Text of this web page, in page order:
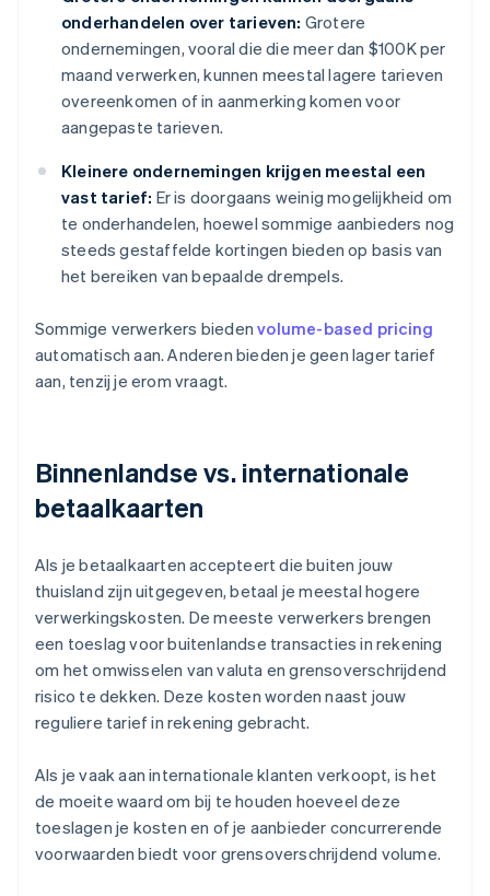
onderhandelen over tarieven: Grotere
ondernemingen, vooral die die meer dan $100K per
maand verwerken, kunnen meestal lagere tarieven
overeenkomen of in aanmerking komen voor
aangepaste tarieven.
Kleinere ondernemingen krijgen meestal een
vast tarief: Er is doorgaans weinig mogelijkheid om
te onderhandelen, hoewel sommige aanbieders nog
steeds gestaffelde kortingen bieden op basis van
het bereiken van bepaalde drempels.
Sommige verwerkers biedenvolume-based pricing
automatisch aan. Anderen bieden je geen lager tarief
aan, tenzij je erom vraagt.
Binnenlandse vs. internationale
betaalkaarten
Als je betaalkaarten accepteert die buiten jouw
thuisland zijn uitgegeven, betaal je meestal hogere
verwerkingskosten. De meeste verwerkers brengen
een toeslag voor buitenlandse transacties in rekening
om het omwisselen van valuta en grensoverschrijdend
risico te dekken. Deze kosten worden naast jouw
reguliere tarief in rekening gebracht.
Als je vaak aan internationale klanten verkoopt, is het
de moeite waard om bij te houden hoeveel deze
toeslagen je kosten en of je aanbieder concurrerende
voorwaarden biedt voor grensoverschrijdend volume.